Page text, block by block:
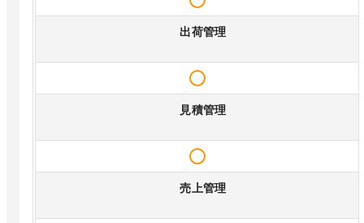
出荷管理
見積管理
売上管理